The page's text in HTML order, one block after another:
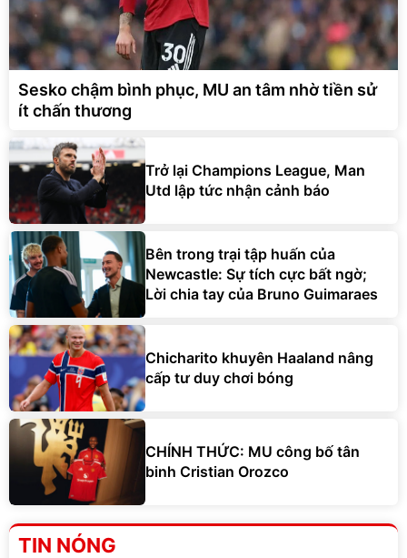
Sesko chậm bình phục, MU an tâm nhờ tiền sử
ít chấn thương
Trở lại Champions League, Man
Utd lập tức nhận cảnh báo
Bên trong trại tập huấn của
Newcastle: Sự tích cực bất ngờ;
Lời chia tay của Bruno Guimaraes
Chicharito khuyên Haaland nâng
cấp tư duy chơi bóng
CHÍNH THỨC: MU công bố tân
binh Cristian Orozco
TIN NÓNG